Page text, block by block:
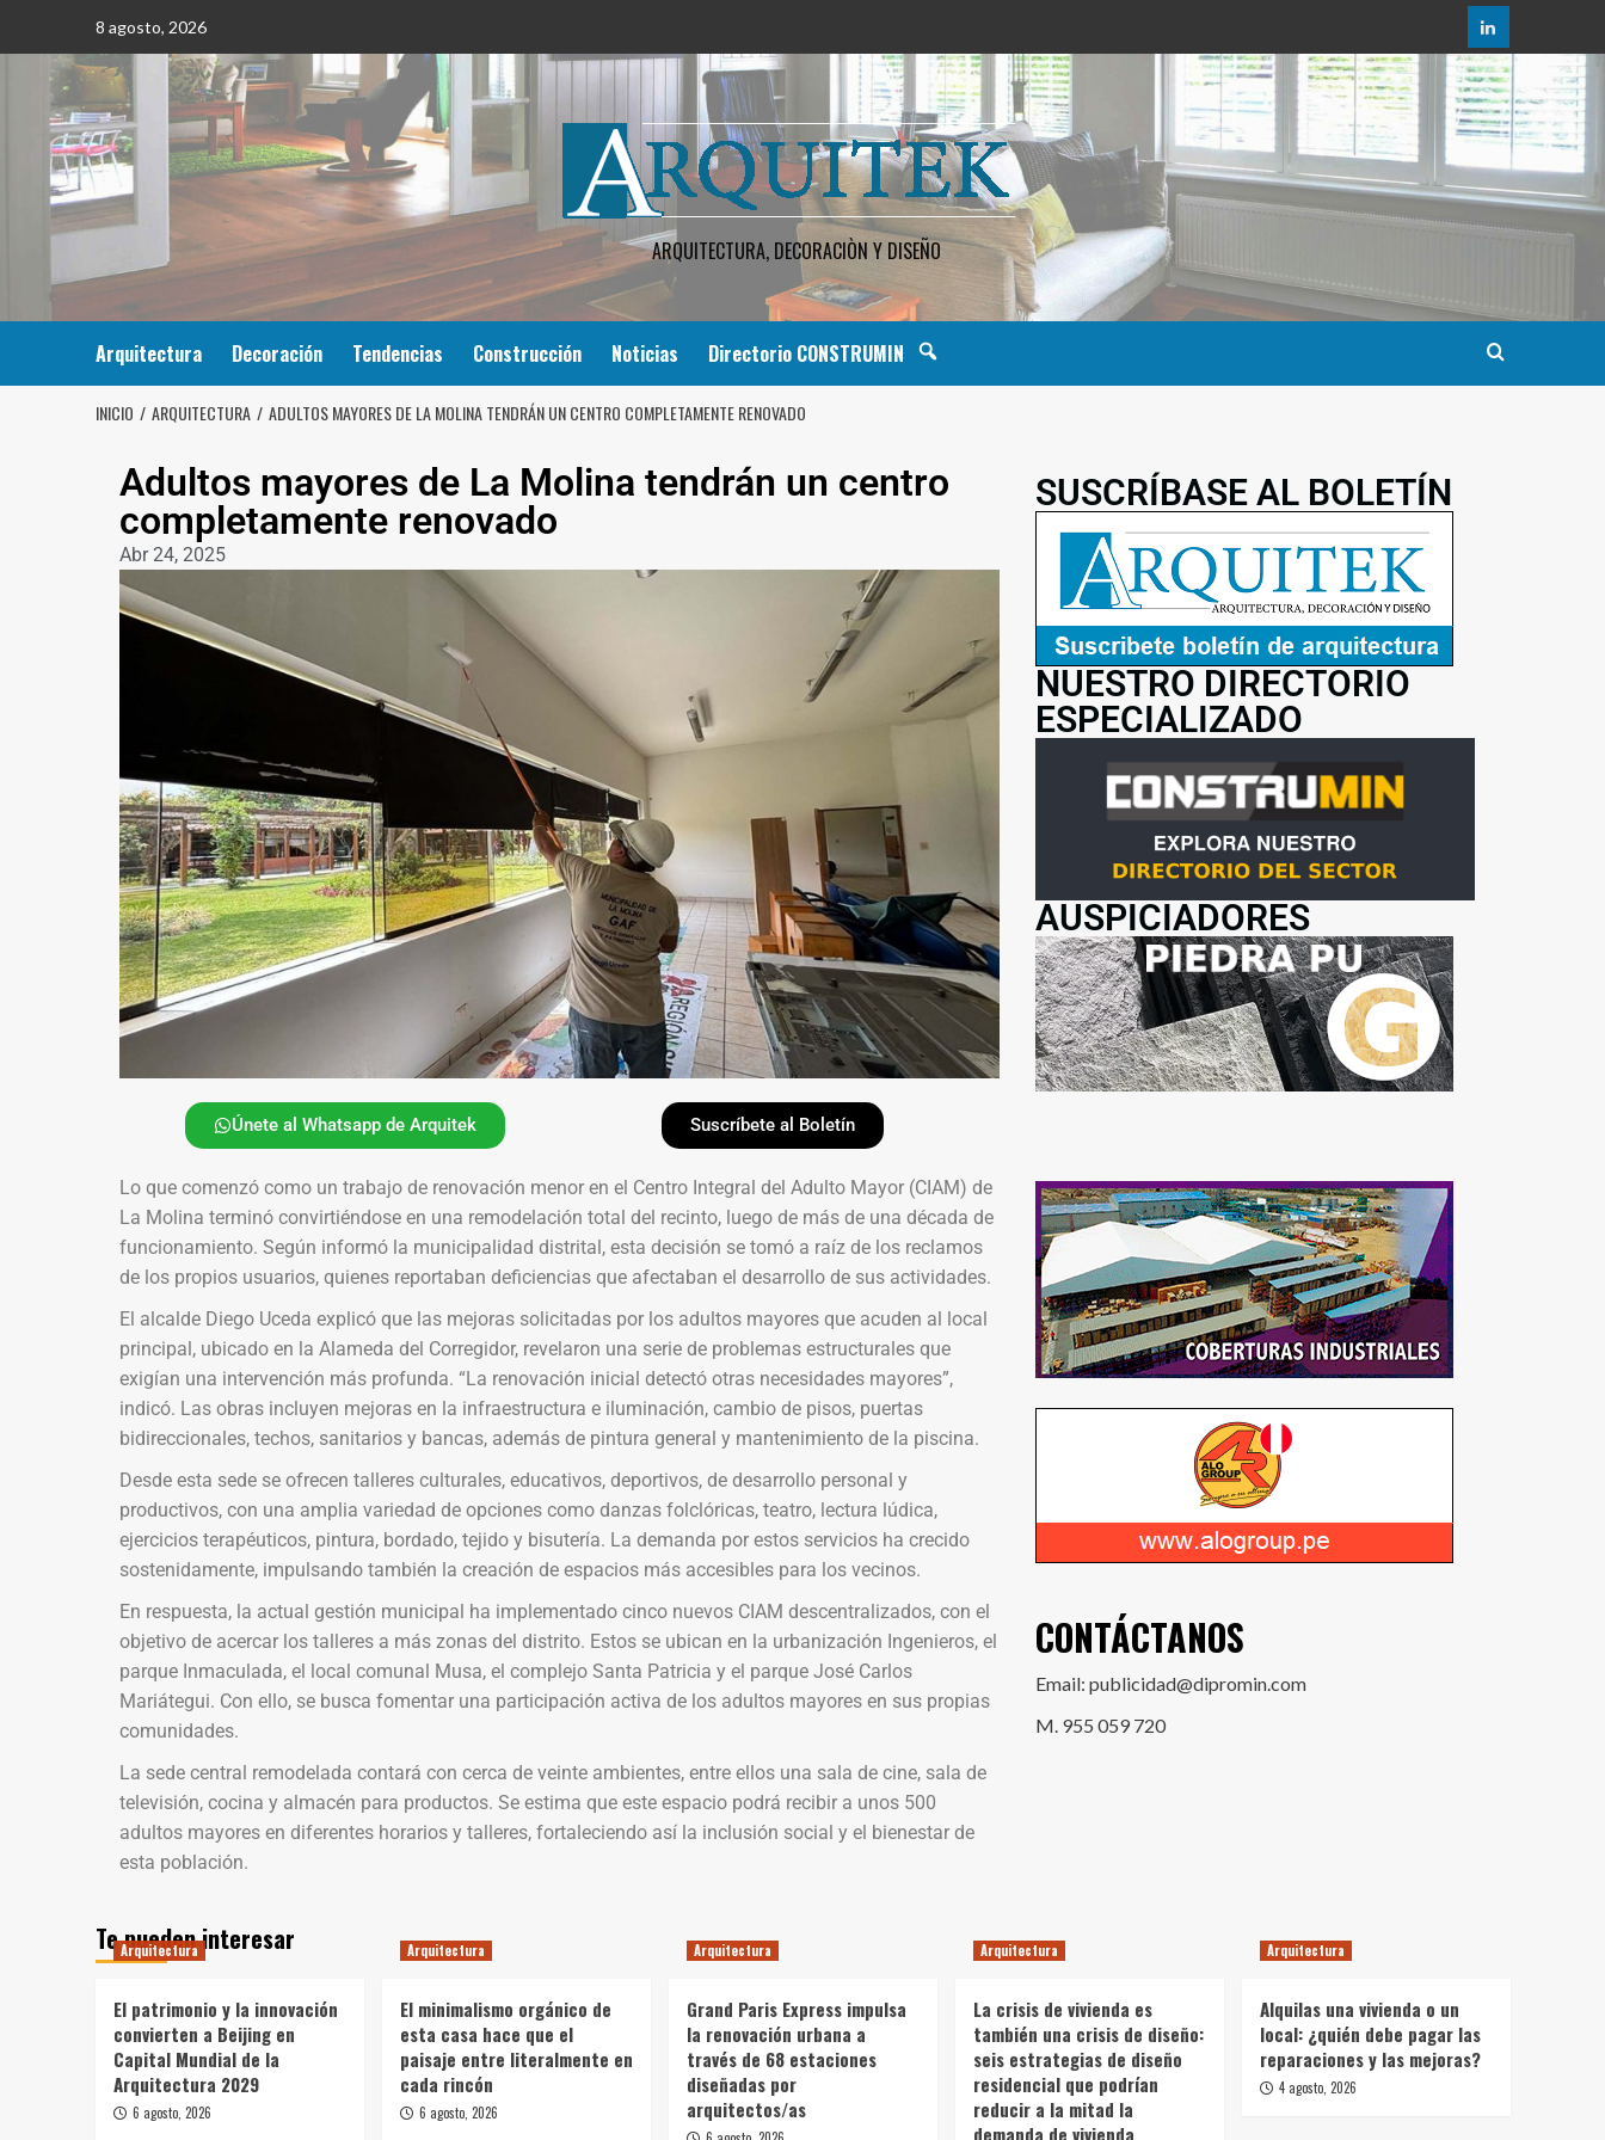
8 agosto, 2026
ARQUITECTURA, DECORACIÒN Y DISEÑO
Arquitectura Decoración Tendencias Construcción Noticias Directorio CONSTRUMIN
INICIO ARQUITECTURA ADULTOS MAYORES DE LA MOLINA TENDRÁN UN CENTRO COMPLETAMENTE RENOVADO
Adultos mayores de La Molina tendrán un centro
completamente renovado
Abr 24, 2025
Únete al Whatsapp de Arquitek Suscríbete al Boletín
Lo que comenzó como un trabajo de renovación menor en el Centro Integral del Adulto Mayor (CIAM) de
La Molina terminó convirtiéndose en una remodelación total del recinto, luego de más de una década de
funcionamiento. Según informó la municipalidad distrital, esta decisión se tomó a raíz de los reclamos
de los propios usuarios, quienes reportaban deficiencias que afectaban el desarrollo de sus actividades.
El alcalde Diego Uceda explicó que las mejoras solicitadas por los adultos mayores que acuden al local
principal, ubicado en la Alameda del Corregidor, revelaron una serie de problemas estructurales que
exigían una intervención más profunda. “La renovación inicial detectó otras necesidades mayores”,
indicó. Las obras incluyen mejoras en la infraestructura e iluminación, cambio de pisos, puertas
bidireccionales, techos, sanitarios y bancas, además de pintura general y mantenimiento de la piscina.
Desde esta sede se ofrecen talleres culturales, educativos, deportivos, de desarrollo personal y
productivos, con una amplia variedad de opciones como danzas folclóricas, teatro, lectura lúdica,
ejercicios terapéuticos, pintura, bordado, tejido y bisutería. La demanda por estos servicios ha crecido
sostenidamente, impulsando también la creación de espacios más accesibles para los vecinos.
En respuesta, la actual gestión municipal ha implementado cinco nuevos CIAM descentralizados, con el
objetivo de acercar los talleres a más zonas del distrito. Estos se ubican en la urbanización Ingenieros, el
parque Inmaculada, el local comunal Musa, el complejo Santa Patricia y el parque José Carlos
Mariátegui. Con ello, se busca fomentar una participación activa de los adultos mayores en sus propias
comunidades.
La sede central remodelada contará con cerca de veinte ambientes, entre ellos una sala de cine, sala de
televisión, cocina y almacén para productos. Se estima que este espacio podrá recibir a unos 500
adultos mayores en diferentes horarios y talleres, fortaleciendo así la inclusión social y el bienestar de
esta población.
SUSCRÍBASE AL BOLETÍN
NUESTRO DIRECTORIO
ESPECIALIZADO
AUSPICIADORES
CONTÁCTANOS
Email: publicidad@dipromin.com
M. 955 059 720
Te pueden interesar
Arquitectura
El patrimonio y la innovación
convierten a Beijing en
Capital Mundial de la
Arquitectura 2029
6 agosto, 2026
Arquitectura
El minimalismo orgánico de
esta casa hace que el
paisaje entre literalmente en
cada rincón
6 agosto, 2026
Arquitectura
Grand Paris Express impulsa
la renovación urbana a
través de 68 estaciones
diseñadas por
arquitectos/as
Arquitectura
La crisis de vivienda es
también una crisis de diseño:
seis estrategias de diseño
residencial que podrían
reducir a la mitad la
demanda de vivienda
Arquitectura
Alquilas una vivienda o un
local: ¿quién debe pagar las
reparaciones y las mejoras?
4 agosto, 2026